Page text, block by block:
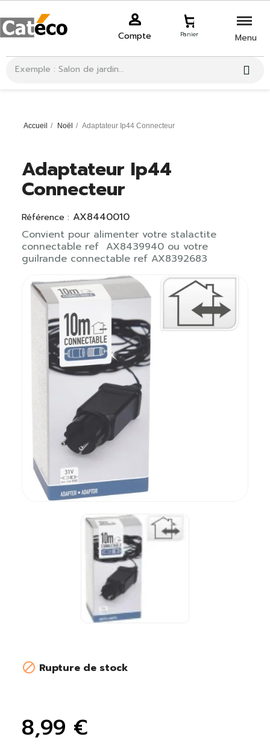
Compte Panier Menu
Accueil Noël Adaptateur Ip44 Connecteur
Adaptateur Ip44
Connecteur
Référence : AX8440010
Convient pour alimenter votre stalactite
connectable ref AX8439940 ou votre
guilrande connectable ref AX8392683
 Rupture de stock
8,99 €